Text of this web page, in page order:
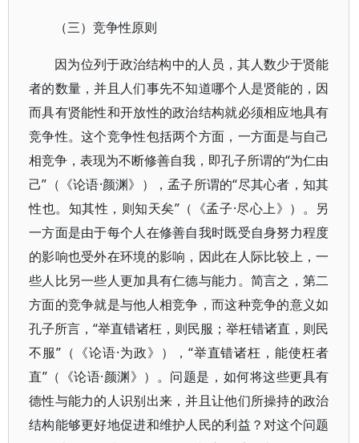
（三）竞争性原则
因为位列于政治结构中的人员，其人数少于贤能
者的数量，并且人们事先不知道哪个人是贤能的，因
而具有贤能性和开放性的政治结构就必须相应地具有
竞争性。这个竞争性包括两个方面，一方面是与自己
相竞争，表现为不断修善自我，即孔子所谓的“为仁由
己”（《论语·颜渊》），孟子所谓的“尽其心者，知其
性也。知其性，则知天矣”（《孟子·尽心上》）。另
一方面是由于每个人在修善自我时既受自身努力程度
的影响也受外在环境的影响，因此在人际比较上，一
些人比另一些人更加具有仁德与能力。简言之，第二
方面的竞争就是与他人相竞争，而这种竞争的意义如
孔子所言，“举直错诸枉，则民服；举枉错诸直，则民
不服”（《论语·为政》），“举直错诸枉，能使枉者
直”（《论语·颜渊》）。问题是，如何将这些更具有
德性与能力的人识别出来，并且让他们所操持的政治
结构能够更好地促进和维护人民的利益？对这个问题